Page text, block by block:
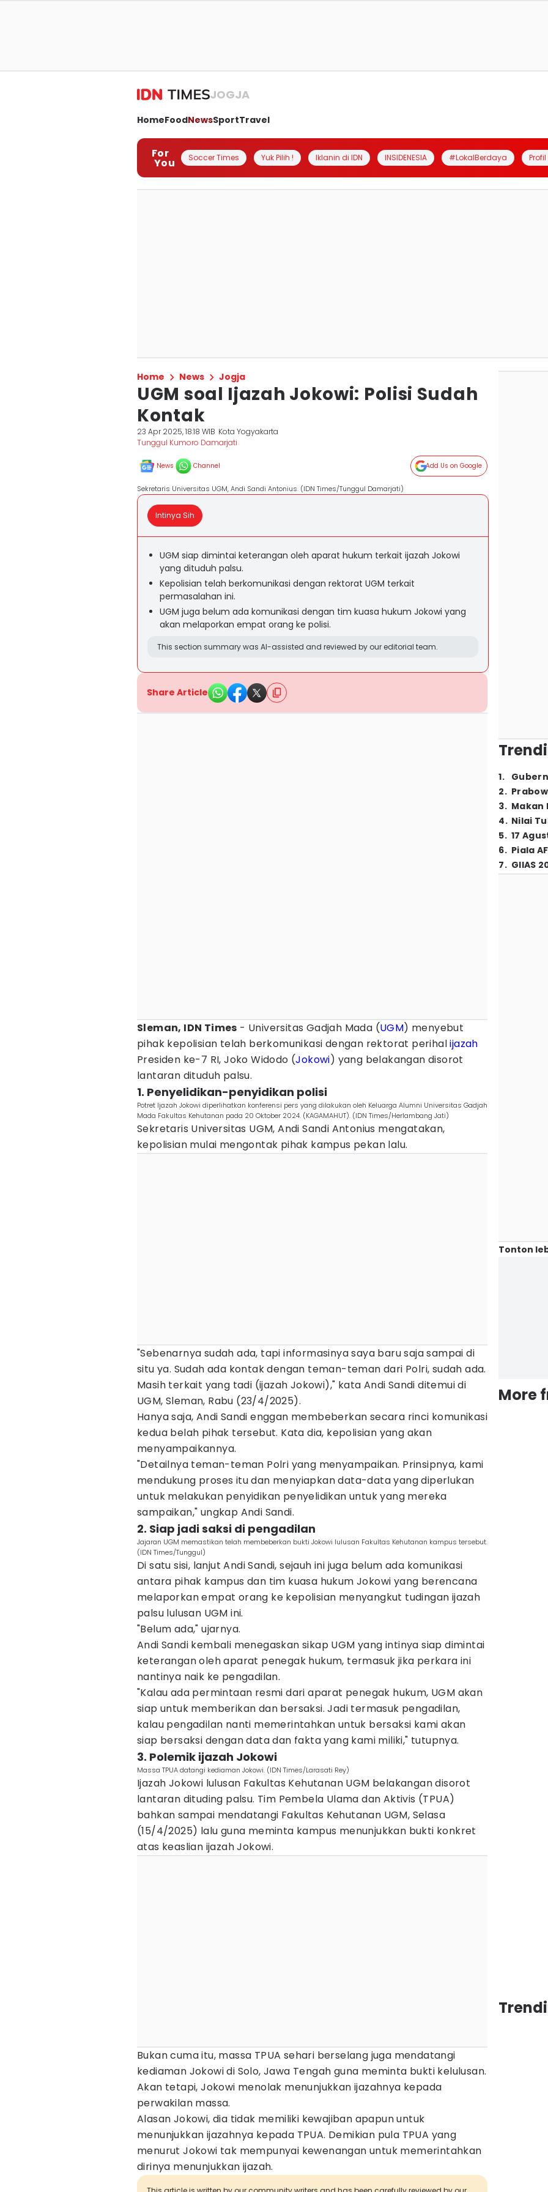
JOGJA
HomeFoodNewsSportTravel
For
You Soccer Times Yuk Pilih ! Iklanin di IDN INSIDENESIA #LokalBerdaya
Home News Jogja
UGM soal Ijazah Jokowi: Polisi Sudah
Kontak
23 Apr 2025, 18:18 WIB Kota Yogyakarta
Tunggul Kumoro Damarjati
News Channel Add Us on Google
Sekretaris Universitas UGM, Andi Sandi Antonius. (IDN Times/Tunggul Damarjati)
Intinya Sih
UGM siap dimintai keterangan oleh aparat hukum terkait ijazah Jokowi
yang dituduh palsu.
Kepolisian telah berkomunikasi dengan rektorat UGM terkait
permasalahan ini.
UGM juga belum ada komunikasi dengan tim kuasa hukum Jokowi yang
akan melaporkan empat orang ke polisi.
This section summary was AI-assisted and reviewed by our editorial team.
Share Article
Sleman, IDN Times - Universitas Gadjah Mada (UGM) menyebut
pihak kepolisian telah berkomunikasi dengan rektorat perihalijazah
Presiden ke-7 RI, Joko Widodo (Jokowi) yang belakangan disorot
lantaran dituduh palsu.
1. Penyelidikan-penyidikan polisi
Potret Ijazah Jokowi diperlihatkan konferensi pers yang dilakukan oleh Keluarga Alumni Universitas Gadjah
Mada Fakultas Kehutanan pada 20 Oktober 2024. (KAGAMAHUT). (IDN Times/Herlambang Jati)
Sekretaris Universitas UGM, Andi Sandi Antonius mengatakan,
kepolisian mulai mengontak pihak kampus pekan lalu.
"Sebenarnya sudah ada, tapi informasinya saya baru saja sampai di
situ ya. Sudah ada kontak dengan teman-teman dari Polri, sudah ada.
Masih terkait yang tadi (ijazah Jokowi)," kata Andi Sandi ditemui di
UGM, Sleman, Rabu (23/4/2025).
Hanya saja, Andi Sandi enggan membeberkan secara rinci komunikasi
kedua belah pihak tersebut. Kata dia, kepolisian yang akan
menyampaikannya.
"Detailnya teman-teman Polri yang menyampaikan. Prinsipnya, kami
mendukung proses itu dan menyiapkan data-data yang diperlukan
untuk melakukan penyidikan penyelidikan untuk yang mereka
sampaikan," ungkap Andi Sandi.
2. Siap jadi saksi di pengadilan
Jajaran UGM memastikan telah membeberkan bukti Jokowi lulusan Fakultas Kehutanan kampus tersebut.
(IDN Times/Tunggul)
Di satu sisi, lanjut Andi Sandi, sejauh ini juga belum ada komunikasi
antara pihak kampus dan tim kuasa hukum Jokowi yang berencana
melaporkan empat orang ke kepolisian menyangkut tudingan ijazah
palsu lulusan UGM ini.
"Belum ada," ujarnya.
Andi Sandi kembali menegaskan sikap UGM yang intinya siap dimintai
keterangan oleh aparat penegak hukum, termasuk jika perkara ini
nantinya naik ke pengadilan.
"Kalau ada permintaan resmi dari aparat penegak hukum, UGM akan
siap untuk memberikan dan bersaksi. Jadi termasuk pengadilan,
kalau pengadilan nanti memerintahkan untuk bersaksi kami akan
siap bersaksi dengan data dan fakta yang kami miliki," tutupnya.
3. Polemik ijazah Jokowi
Massa TPUA datangi kediaman Jokowi. (IDN Times/Larasati Rey)
Ijazah Jokowi lulusan Fakultas Kehutanan UGM belakangan disorot
lantaran dituding palsu. Tim Pembela Ulama dan Aktivis (TPUA)
bahkan sampai mendatangi Fakultas Kehutanan UGM, Selasa
(15/4/2025) lalu guna meminta kampus menunjukkan bukti konkret
atas keaslian ijazah Jokowi.
Bukan cuma itu, massa TPUA sehari berselang juga mendatangi
kediaman Jokowi di Solo, Jawa Tengah guna meminta bukti kelulusan.
Akan tetapi, Jokowi menolak menunjukkan ijazahnya kepada
perwakilan massa.
Alasan Jokowi, dia tidak memiliki kewajiban apapun untuk
menunjukkan ijazahnya kepada TPUA. Demikian pula TPUA yang
menurut Jokowi tak mempunyai kewenangan untuk memerintahkan
dirinya menunjukkan ijazah.
1.
2.
3. Makan
4. Nilai
5. 17
6. Piala
7. GIIAS
Tonton
More